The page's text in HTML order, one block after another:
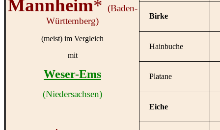
Mannheim* (Baden-
Württemberg)
(meist) im Vergleich
mit
Weser-Ems
(Niedersachsen)
Birke
Hainbuche
Platane
Eiche